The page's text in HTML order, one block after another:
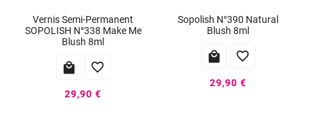
Vernis Semi-Permanent
SOPOLISH N°338 Make Me
Blush 8ml
 
29,90 €
Sopolish N°390 Natural
Blush 8ml
 
29,90 €